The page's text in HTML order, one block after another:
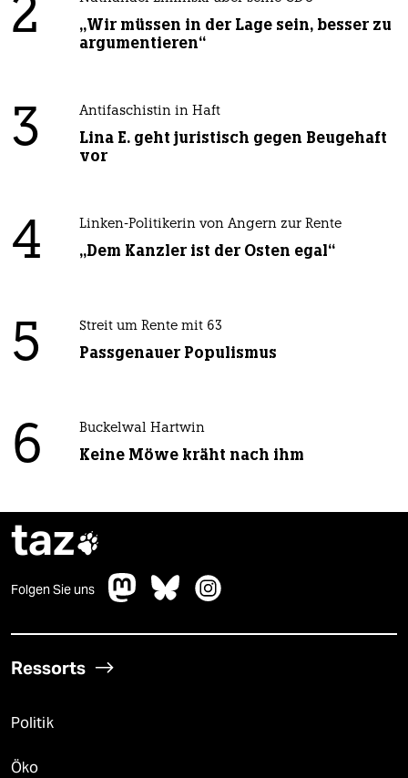
2
„Wir müssen in der Lage sein, besser zu
argumentieren“
3 Antifaschistin in Haft
Lina E. geht juristisch gegen Beugehaft
vor
4 Linken-Politikerin von Angern zur Rente
„Dem Kanzler ist der Osten egal“
5 Streit um Rente mit 63
Passgenauer Populismus
6 Buckelwal Hartwin
Keine Möwe kräht nach ihm
taz
Folgen Sie uns
Ressorts
Politik
Öko